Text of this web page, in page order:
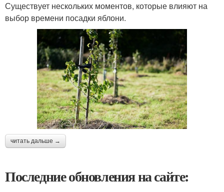
Существует нескольких моментов, которые влияют на
выбор времени посадки яблони.
читать дальше →
Последние обновления на сайте: